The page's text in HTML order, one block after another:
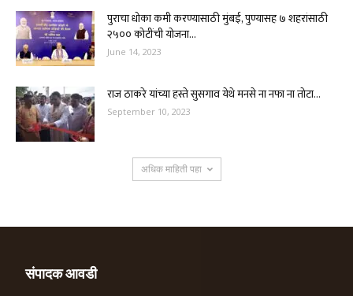
पुराचा धोका कमी करण्यासाठी मुंबई, पुण्यासह ७ शहरांसाठी
२५०० कोटींची योजना...
June 14, 2023
राज ठाकरे यांच्या हस्ते सुसगाव येथे मनसे ना नफा ना तोटा...
September 10, 2023
अधिक माहिती पहा
संपादक आवडी